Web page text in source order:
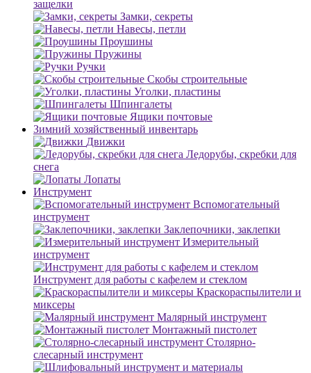
защелки
Замки, секреты
Навесы, петли
Проушины
Пружины
Ручки
Скобы строительные
Уголки, пластины
Шпингалеты
Ящики почтовые
Зимний хозяйственный инвентарь
Движки
Ледорубы, скребки для
снега
Лопаты
Инструмент
Вспомогательный
инструмент
Заклепочники, заклепки
Измерительный
инструмент
Инструмент для работы с кафелем и стеклом
Краскораспылители и
миксеры
Малярный инструмент
Монтажный пистолет
Столярно-
слесарный инструмент